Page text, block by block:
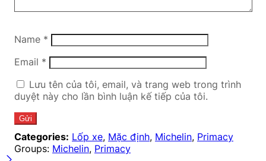
Name *
Email *
Lưu tên của tôi, email, và trang web trong trình
duyệt này cho lần bình luận kế tiếp của tôi.
Categories: Lốp xe, Mặc định, Michelin, Primacy
Groups: Michelin, Primacy